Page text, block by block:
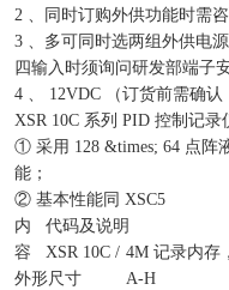
2 、同时订购外供功能时需咨
3 、多可同时选两组外供电
四输入时须询问研发部端子安
4 、 12VDC （订货前需确认
XSR 10C 系列 PID 控制记录
① 采用 128 &times; 64 点阵
能；
② 基本性能同 XSC5
内
容
代码及说明
XSR 10C / 4M 记录内存
外形尺寸
A-H